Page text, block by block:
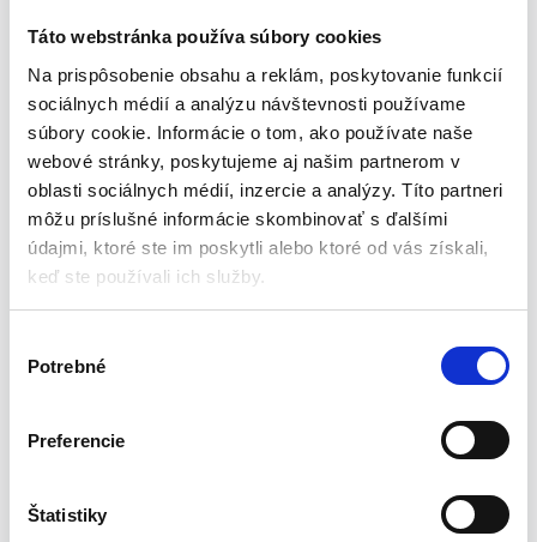
Táto webstránka používa súbory cookies
Na prispôsobenie obsahu a reklám, poskytovanie funkcií
sociálnych médií a analýzu návštevnosti používame
súbory cookie. Informácie o tom, ako používate naše
webové stránky, poskytujeme aj našim partnerom v
oblasti sociálnych médií, inzercie a analýzy. Títo partneri
môžu príslušné informácie skombinovať s ďalšími
údajmi, ktoré ste im poskytli alebo ktoré od vás získali,
keď ste používali ich služby.
Potrebné
Preferencie
Štatistiky
každodenné nosenie. Charakteristické znaky: v spodnej časti
nášivka s logom, vnútorná menovka, CE certifikát pre zhodu s EN
ISO 13688: 2013.
Vlastnosti:
Gramáž:200 g / m2
Materiálové zloženie: 100% bavlna
Celková dĺžka:
Materiál produktu:
Katalógové číslo:
Pracovné